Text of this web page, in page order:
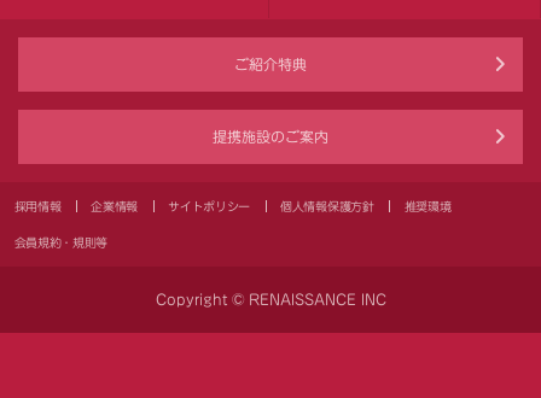
ご紹介特典
提携施設のご案内
採用情報 企業情報 サイトポリシー 個人情報保護方針 推奨環境
会員規約・規則等
Copyright © RENAISSANCE INC